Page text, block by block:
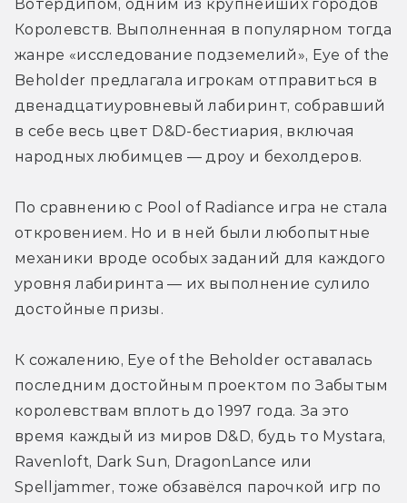
Вотердипом, одним из крупнейших городов
Королевств. Выполненная в популярном тогда
жанре «исследование подземелий», Eye of the
Beholder предлагала игрокам отправиться в
двенадцатиуровневый лабиринт, собравший
в себе весь цвет D&D-бестиария, включая
народных любимцев — дроу и бехолдеров.
По сравнению с Pool of Radiance игра не стала
откровением. Но и в ней были любопытные
механики вроде особых заданий для каждого
уровня лабиринта — их выполнение сулило
достойные призы.
К сожалению, Eye of the Beholder оставалась
последним достойным проектом по Забытым
королевствам вплоть до 1997 года. За это
время каждый из миров D&D, будь то Mystara,
Ravenloft, Dark Sun, DragonLance или
Spelljammer, тоже обзавёлся парочкой игр по